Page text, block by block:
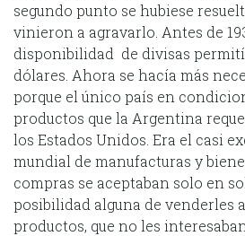
segundo punto se hubiese
vinieron a agravarlo. Antes de
disponibilidad de divisas
dólares. Ahora se hacía más
porque el único país en
productos que la Argentina
los Estados Unidos. Era el casi
mundial de manufacturas y
compras se aceptaban solo en
posibilidad alguna de venderles
productos, que no les